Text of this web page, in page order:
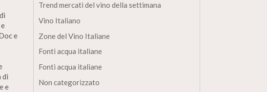
e
di
e
Trend mercati del vino della settimana
Vino Italiano
Zone del Vino Italiane
Fonti acqua italiane
Fonti acqua italiane
Non categorizzato